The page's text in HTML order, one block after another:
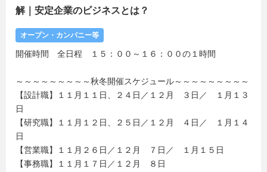
解｜安定企業のビジネスとは？
オープン・カンパニー等
開催時間 全日程 １５：００～１６：００の１時間
～～～～～～～～～秋冬開催スケジュール～～～～～～～～～
【設計職】１１月１１日、２４日／１２月 ３日／ １月１３
日
【研究職】１１月１２日、２５日／１２月 ４日／ １月１４
日
【営業職】１１月２６日／１２月 ７日／ １月１５日
【事務職】１１月１７日／１２月 ８日